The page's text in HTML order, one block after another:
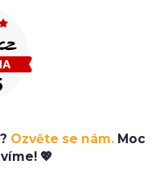
Ozvěte se nám. Moc
💖